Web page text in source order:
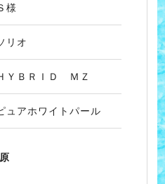
様
リオ
ＹＢＲＩＤ ＭＺ
ュアホワイトパール